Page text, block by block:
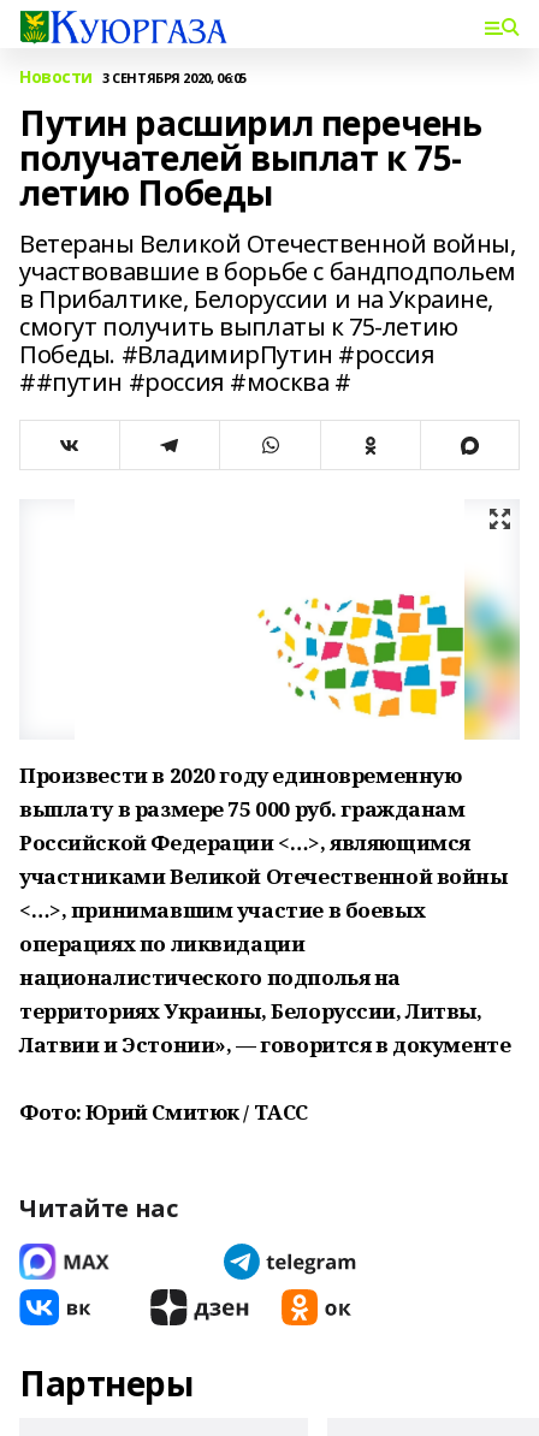
Новости 3 СЕНТЯБРЯ 2020, 06:05
Путин расширил перечень
получателей выплат к 75-
летию Победы
Ветераны Великой Отечественной войны,
участвовавшие в борьбе с бандподпольем
в Прибалтике, Белоруссии и на Украине,
смогут получить выплаты к 75-летию
Победы. #ВладимирПутин #россия
##путин #россия #москва #
Произвести в 2020 году единовременную
выплату в размере 75 000 руб. гражданам
Российской Федерации <…>, являющимся
участниками Великой Отечественной войны
<…>, принимавшим участие в боевых
операциях по ликвидации
националистического подполья на
территориях Украины, Белоруссии, Литвы,
Латвии и Эстонии», — говорится в документе
Фото: Юрий Смитюк / ТАСС
Читайте нас
Партнеры